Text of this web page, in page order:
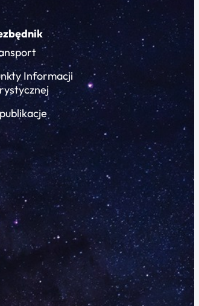
Informacji